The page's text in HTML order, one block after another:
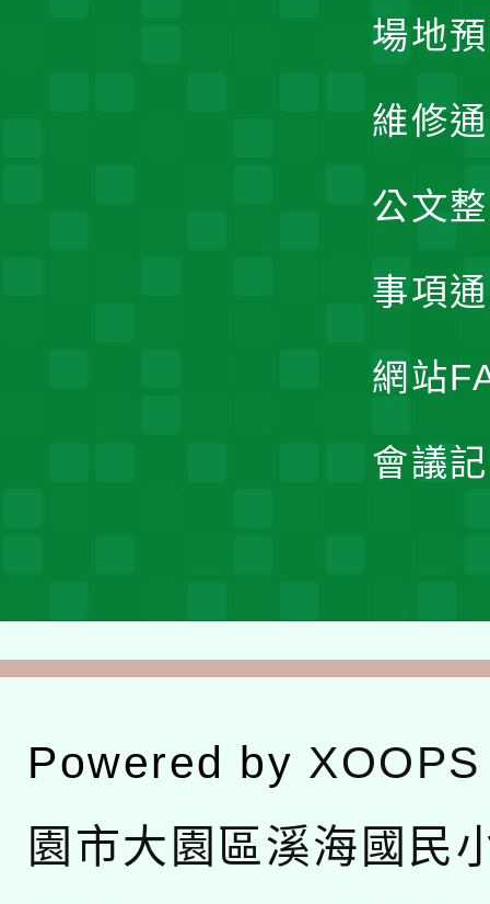
場地
維修
公文
事項
網站
會議
Powered by XOOPS
園市大園區溪海國民